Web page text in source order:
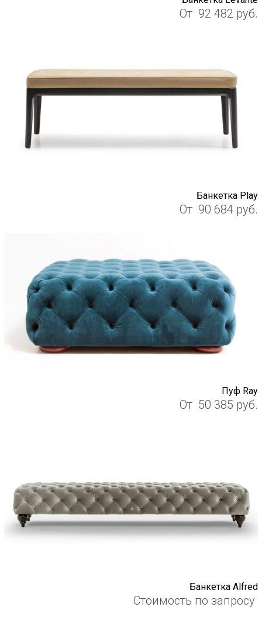
От 92 482 руб.
Банкетка Play
От 90 684 руб.
Пуф Ray
От 50 385 руб.
Банкетка Alfred
Стоимость по запросу